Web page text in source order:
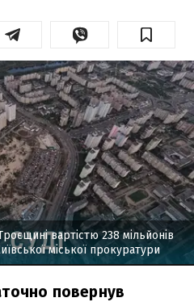
вартістю 238 мільйонів
міської прокуратури
повернув